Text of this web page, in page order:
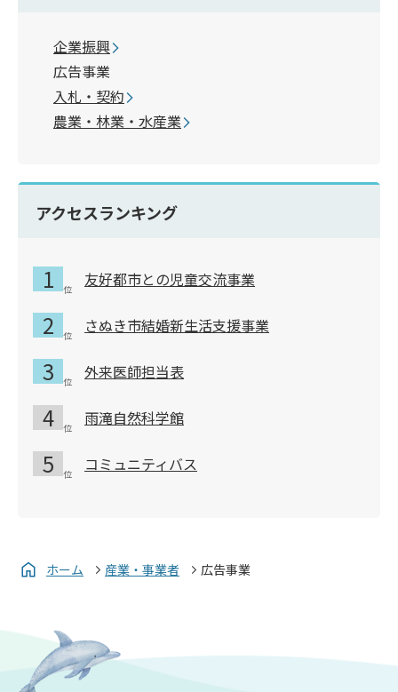
企業振興
広告事業
入札・契約
農業・林業・水産業
アクセスランキング
友好都市との児童交流事業
さぬき市結婚新生活支援事業
外来医師担当表
雨滝自然科学館
コミュニティバス
ホーム 産業・事業者 広告事業